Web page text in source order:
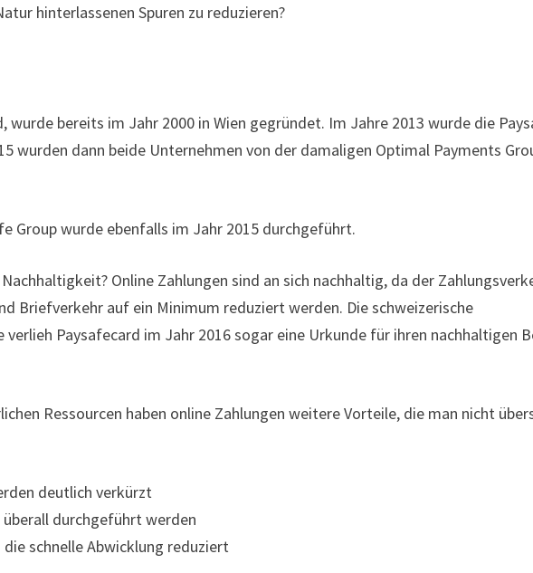
hinterlassenen Spuren zu reduzieren?
wurde bereits im Jahr 2000 in Wien gegründet. Im Jahre 2013 wurde die
wurden dann beide Unternehmen von der damaligen Optimal Payments
Group wurde ebenfalls im Jahr 2015 durchgeführt.
Online Zahlungen sind an sich nachhaltig, da der
Briefverkehr auf ein Minimum reduziert werden. Die schweizerische
Paysafecard im Jahr 2016 sogar eine Urkunde für ihren nachhaltigen
Ressourcen haben online Zahlungen weitere Vorteile, die man nicht
deutlich verkürzt
überall durchgeführt werden
schnelle Abwicklung reduziert